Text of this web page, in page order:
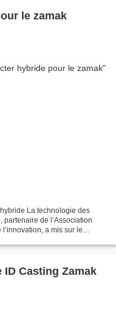
le zamak
La technologie des
de l’Association
a mis sur le
Casting Zamak